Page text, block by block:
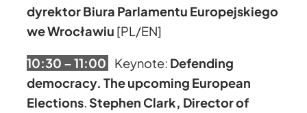
dyrektor Biura Parlamentu Europejskiego
we Wrocławiu [PL/EN]
10:30 – 11:00 Keynote: Defending
democracy. The upcoming European
Elections.Stephen Clark, Director of